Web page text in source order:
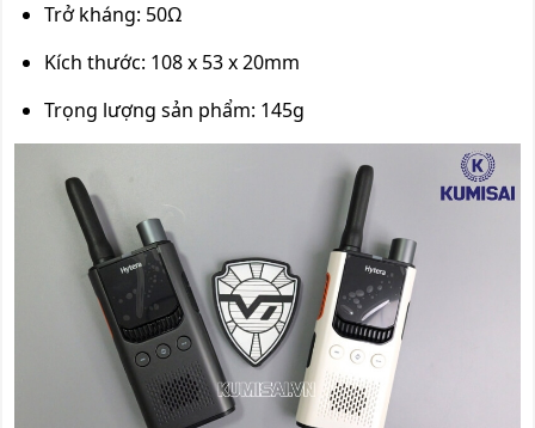
Trở kháng: 50Ω
Kích thước: 108 x 53 x 20mm
Trọng lượng sản phẩm: 145g